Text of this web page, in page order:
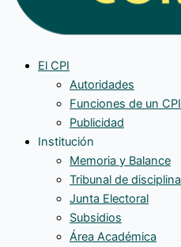
El CPI
Autoridades
Funciones de un CPI
Publicidad
Institución
Memoria y Balance
Tribunal de disciplina
Junta Electoral
Subsidios
Área Académica